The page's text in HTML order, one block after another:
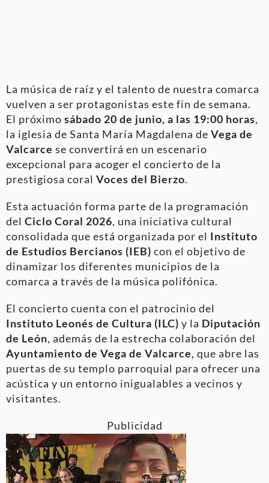
La música de raíz y el talento de nuestra comarca
vuelven a ser protagonistas este fin de semana.
El próximo sábado 20 de junio, a las 19:00 horas,
la iglesia de Santa María Magdalena de Vega de
Valcarce se convertirá en un escenario
excepcional para acoger el concierto de la
prestigiosa coral Voces del Bierzo.
Esta actuación forma parte de la programación
del Ciclo Coral 2026, una iniciativa cultural
consolidada que está organizada por el Instituto
de Estudios Bercianos (IEB) con el objetivo de
dinamizar los diferentes municipios de la
comarca a través de la música polifónica.
El concierto cuenta con el patrocinio del
Instituto Leonés de Cultura (ILC) y la Diputación
de León, además de la estrecha colaboración del
Ayuntamiento de Vega de Valcarce, que abre las
puertas de su templo parroquial para ofrecer una
acústica y un entorno inigualables a vecinos y
visitantes.
Publicidad